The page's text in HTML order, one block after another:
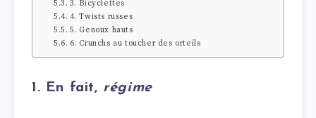
3. Bicyclettes
4. Twists russes
5. Genoux hauts
6. Crunchs au toucher des orteils
1. En fait, régime